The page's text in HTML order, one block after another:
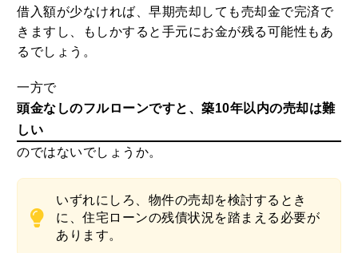
借入額が少なければ、早期売却しても売却金で完済で
きますし、もしかすると手元にお金が残る可能性もあ
るでしょう。
一方で
頭金なしのフルローンですと、築10年以内の売却は難
しい
のではないでしょうか。
いずれにしろ、物件の売却を検討するとき
に、住宅ローンの残債状況を踏まえる必要が
あります。